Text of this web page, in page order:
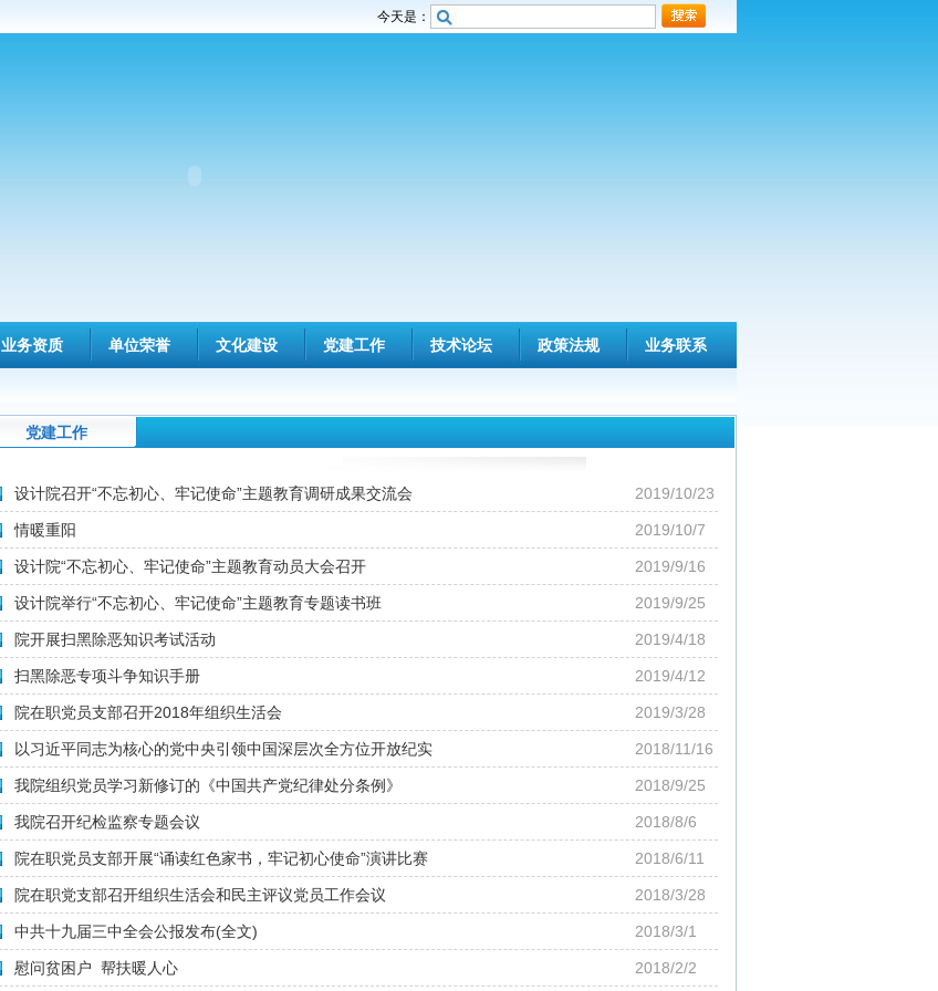
今天是：
业务资质 单位荣誉 文化建设 党建工作 技术论坛 政策法规 业务联系
党建工作
设计院召开“不忘初心、牢记使命”主题教育调研成果交流会 2019/10/23
情暖重阳 2019/10/7
设计院“不忘初心、牢记使命”主题教育动员大会召开 2019/9/16
设计院举行“不忘初心、牢记使命”主题教育专题读书班 2019/9/25
院开展扫黑除恶知识考试活动 2019/4/18
扫黑除恶专项斗争知识手册 2019/4/12
院在职党员支部召开2018年组织生活会 2019/3/28
以习近平同志为核心的党中央引领中国深层次全方位开放纪实 2018/11/16
我院组织党员学习新修订的《中国共产党纪律处分条例》 2018/9/25
我院召开纪检监察专题会议 2018/8/6
院在职党员支部开展“诵读红色家书，牢记初心使命”演讲比赛 2018/6/11
院在职党支部召开组织生活会和民主评议党员工作会议 2018/3/28
中共十九届三中全会公报发布(全文) 2018/3/1
慰问贫困户 帮扶暖人心 2018/2/2